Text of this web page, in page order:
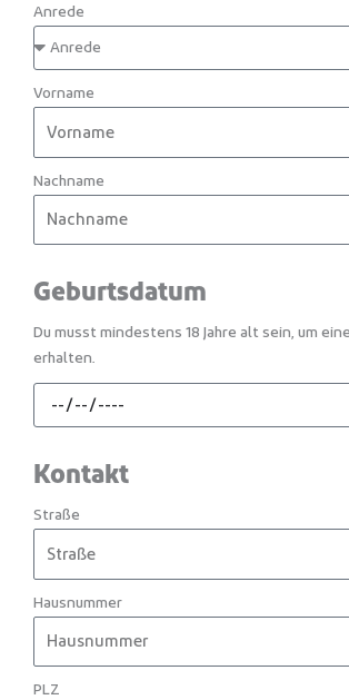
Anrede
Vorname
Nachname
Geburtsdatum
Du musst mindestens 18 Jahre alt sein, um
erhalten.
Kontakt
Straße
Hausnummer
PLZ